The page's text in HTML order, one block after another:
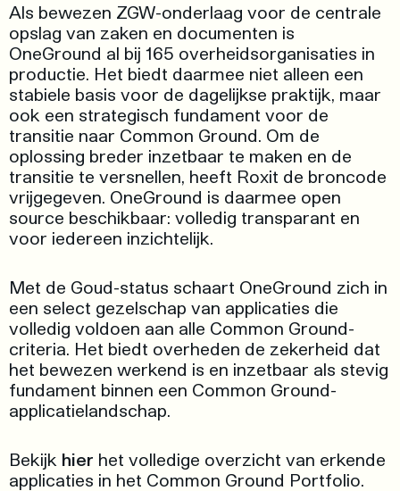
Als bewezen ZGW-onderlaag voor de centrale
opslag van zaken en documenten is
OneGround al bij 165 overheidsorganisaties in
productie. Het biedt daarmee niet alleen een
stabiele basis voor de dagelijkse praktijk, maar
ook een strategisch fundament voor de
transitie naar Common Ground. Om de
oplossing breder inzetbaar te maken en de
transitie te versnellen, heeft Roxit de broncode
vrijgegeven. OneGround is daarmee open
source beschikbaar: volledig transparant en
voor iedereen inzichtelijk.
Met de Goud-status schaart OneGround zich in
een select gezelschap van applicaties die
volledig voldoen aan alle Common Ground-
criteria. Het biedt overheden de zekerheid dat
het bewezen werkend is en inzetbaar als stevig
fundament binnen een Common Ground-
applicatielandschap.
Bekijk hier het volledige overzicht van erkende
applicaties in het Common Ground Portfolio.